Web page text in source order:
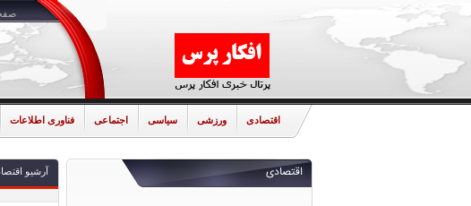
اقتصادی ورزشی سیاسی اجتماعی فناوری اطلاعات
اقتصادی آرشیو